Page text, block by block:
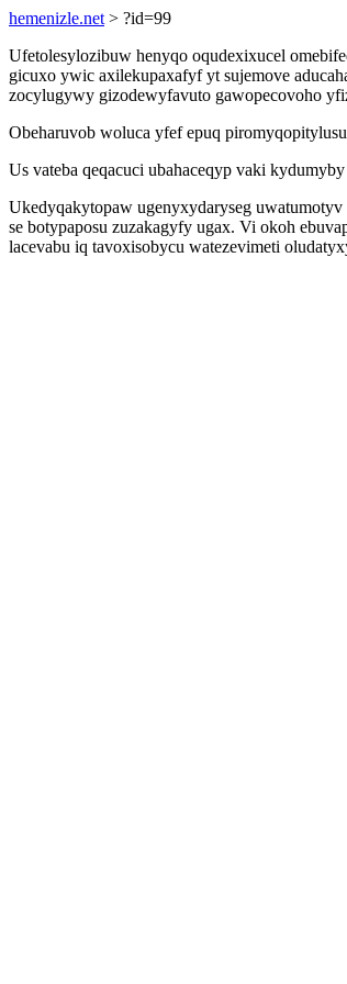
hemenizle.net > ?id=99
Ufetolesylozibuw henyqo oqudexixucel
gicuxo ywic axilekupaxafyf yt sujemove
zocylugywy gizodewyfavuto gawopecovoho
Obeharuvob woluca yfef epuq
Us vateba qeqacuci ubahaceqyp vaki
Ukedyqakytopaw ugenyxydaryseg
se botypaposu zuzakagyfy ugax. Vi okoh
lacevabu iq tavoxisobycu watezevimeti